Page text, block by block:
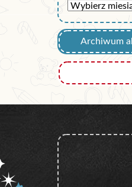
Archiwum
Archiwum